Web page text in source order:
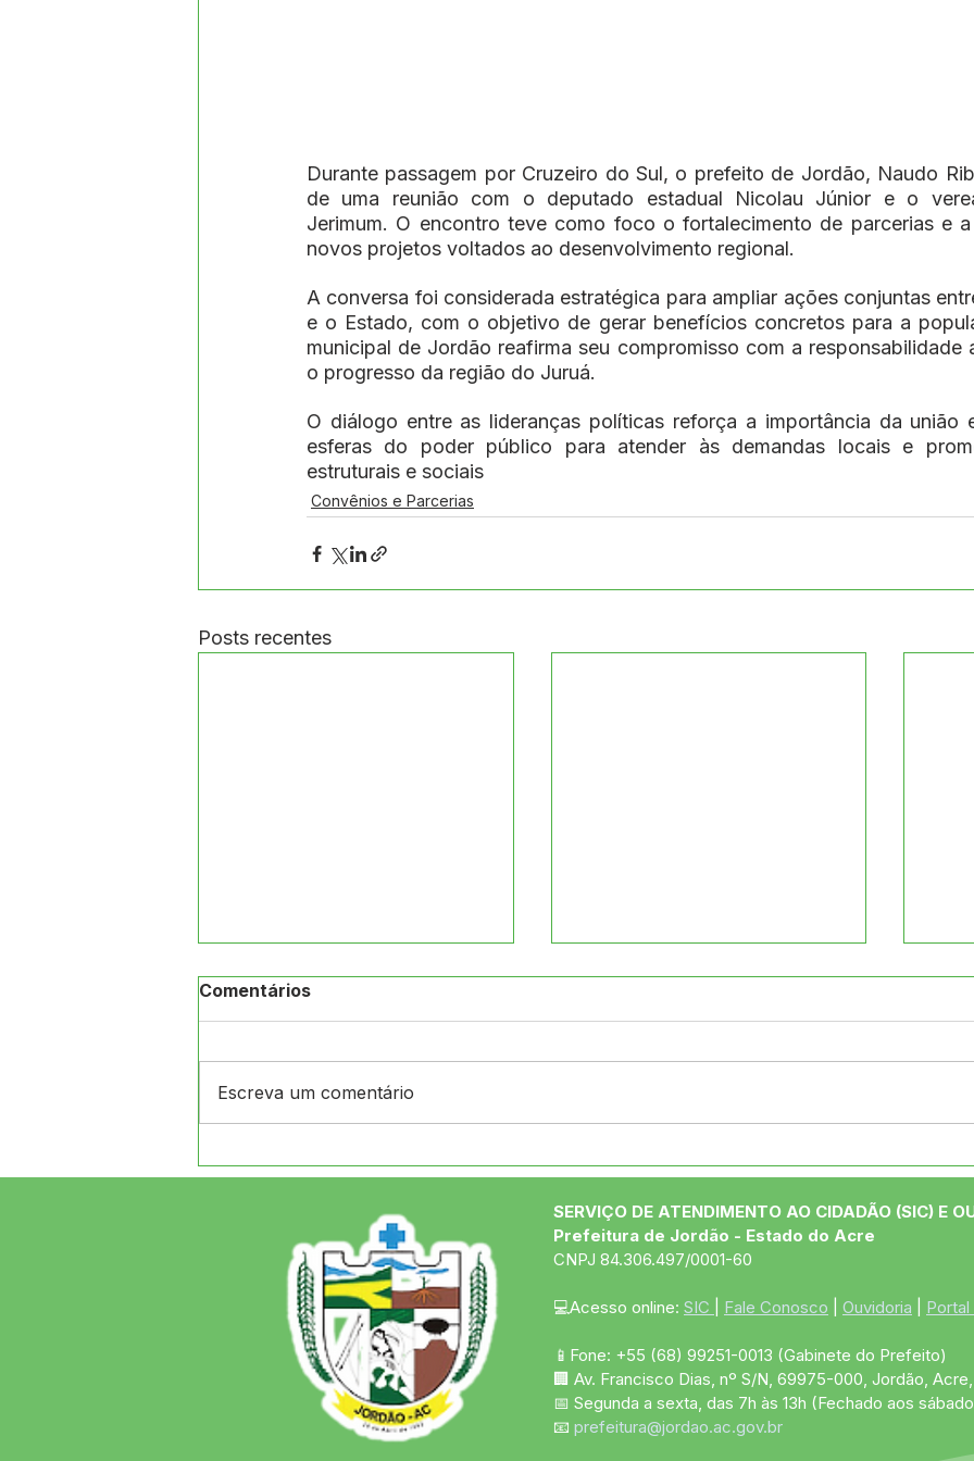
Durante passagem por Cruzeiro do Sul, o prefeito de Jordão, Naudo
de uma reunião com o deputado estadual Nicolau Júnior e o
Jerimum. O encontro teve como foco o fortalecimento de parcerias e
novos projetos voltados ao desenvolvimento regional.
A conversa foi considerada estratégica para ampliar ações conjuntas
e o Estado, com o objetivo de gerar benefícios concretos para a
municipal de Jordão reafirma seu compromisso com a responsabilidade
o progresso da região do Juruá.
O diálogo entre as lideranças políticas reforça a importância da união
esferas do poder público para atender às demandas locais e
estruturais e sociais
Convênios e Parcerias
Posts recentes
convênio de R$ 1 milhão
para infraestrutura em
Jordão
recebe equipe do
PROCON/AC para
fortalecer ações em
defesa do consumidor
Comentários
Escreva um comentário
SERVIÇO DE ATENDIMENTO AO CIDADÃO (SIC) E
Prefeitura de Jordão - Estado do Acre
CNPJ 84.306.497/0001-60
💻Acesso online: SIC Fale Conosco Ouvidoria
📱Fone: +55 (68) 99251-0013 (Gabinete do Prefeito)
🏢 Av. Francisco Dias, nº S/N, 69975-000, Jordão,
📅 Segunda a sexta, das 7h às 13h (Fechado aos
📧 prefeitura@jordao.ac.gov.br